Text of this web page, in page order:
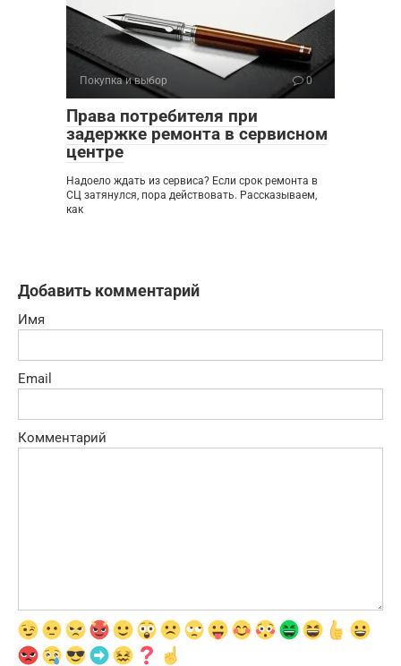
Покупка и выбор 0
Права потребителя при
задержке ремонта в сервисном
центре
Надоело ждать из сервиса? Если срок ремонта в
СЦ затянулся, пора действовать. Рассказываем,
как
Добавить комментарий
Имя
Email
Комментарий